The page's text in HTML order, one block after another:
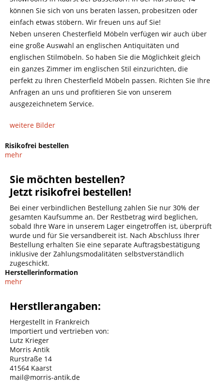
können Sie sich von uns beraten lassen, probesitzen oder
einfach etwas stöbern. Wir freuen uns auf Sie!
Neben unseren Chesterfield Möbeln verfügen wir auch über
eine große Auswahl an englischen Antiquitäten und
englischen Stilmöbeln. So haben Sie die Möglichkeit gleich
ein ganzes Zimmer im englischen Stil einzurichten, die
perfekt zu Ihren Chesterfield Möbeln passen. Richten Sie Ihre
Anfragen an uns und profitieren Sie von unserem
ausgezeichnetem Service.
weitere Bilder
Risikofrei bestellen
mehr
Sie möchten bestellen?
Jetzt risikofrei bestellen!
Bei einer verbindlichen Bestellung zahlen Sie nur 30% der
gesamten Kaufsumme an. Der Restbetrag wird beglichen,
sobald Ihre Ware in unserem Lager eingetroffen ist, überprüft
wurde und für Sie versandbereit ist. Nach Abschluss Ihrer
Bestellung erhalten Sie eine separate Auftragsbestätigung
inklusive der Zahlungsmodalitäten selbstverständlich
zugeschickt.
Herstellerinformation
mehr
Herstllerangaben:
Hergestellt in Frankreich
Importiert und vertrieben von:
Lutz Krieger
Morris Antik
Rurstraße 14
41564 Kaarst
mail@morris-antik.de